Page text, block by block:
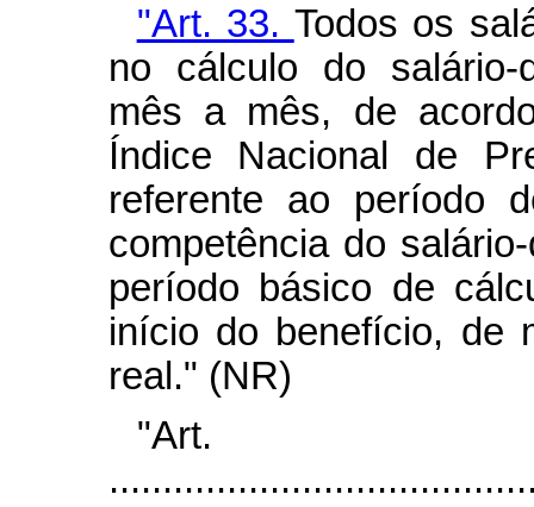
"Art. 33. Todos os
no cálculo do salário-
mês a mês, de
Índice Nacional de
referente ao período
competência do
período básico de
início do benefício, de
real." (NR)